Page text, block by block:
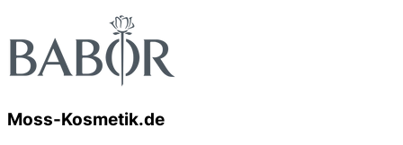
Moss-Kosmetik.de